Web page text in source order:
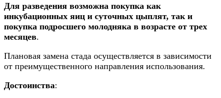
Для разведения возможна покупка как
инкубационных яиц и суточных цыплят, так и
покупка подросшего молодняка в возрасте от трех
месяцев.
Плановая замена стада осуществляется в зависимости
от преимущественного направления использования.
Достоинства: